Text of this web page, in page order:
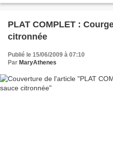
PLAT COMPLET :
citronnée
Publié le 15/06/2009 à 07:10
Par MaryAthenes